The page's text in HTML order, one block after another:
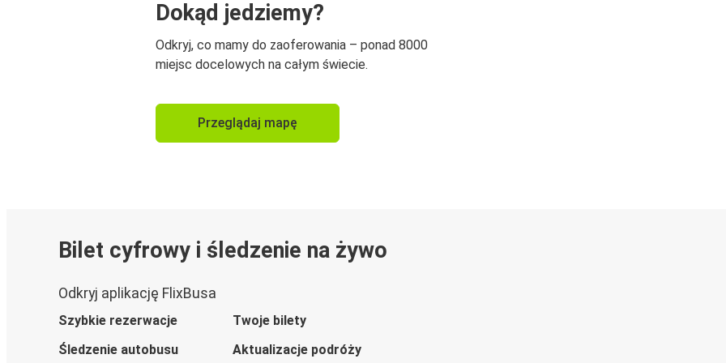
Dokąd jedziemy?
Odkryj, co mamy do zaoferowania – ponad 8000
miejsc docelowych na całym świecie.
Przeglądaj mapę
Bilet cyfrowy i śledzenie na żywo
Odkryj aplikację FlixBusa
Szybkie rezerwacje
Twoje bilety
Śledzenie autobusu
Aktualizacje podróży